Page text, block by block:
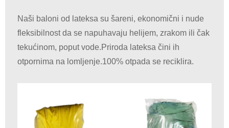
Naši baloni od lateksa su šareni, ekonomični i nude
fleksibilnost da se napuhavaju helijem, zrakom ili čak
tekućinom, poput vode.Priroda lateksa čini ih
otpornima na lomljenje.100% otpada se reciklira.